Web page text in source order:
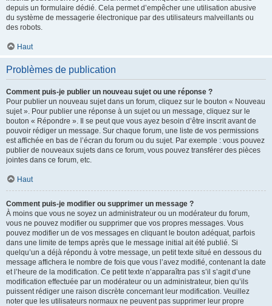
depuis un formulaire dédié. Cela permet d’empêcher une utilisation abusive
du système de messagerie électronique par des utilisateurs malveillants ou
des robots.
Haut
Problèmes de publication
Comment puis-je publier un nouveau sujet ou une réponse ?
Pour publier un nouveau sujet dans un forum, cliquez sur le bouton « Nouveau
sujet ». Pour publier une réponse à un sujet ou un message, cliquez sur le
bouton « Répondre ». Il se peut que vous ayez besoin d’être inscrit avant de
pouvoir rédiger un message. Sur chaque forum, une liste de vos permissions
est affichée en bas de l’écran du forum ou du sujet. Par exemple : vous pouvez
publier de nouveaux sujets dans ce forum, vous pouvez transférer des pièces
jointes dans ce forum, etc.
Haut
Comment puis-je modifier ou supprimer un message ?
À moins que vous ne soyez un administrateur ou un modérateur du forum,
vous ne pouvez modifier ou supprimer que vos propres messages. Vous
pouvez modifier un de vos messages en cliquant le bouton adéquat, parfois
dans une limite de temps après que le message initial ait été publié. Si
quelqu’un a déjà répondu à votre message, un petit texte situé en dessous du
message affichera le nombre de fois que vous l’avez modifié, contenant la date
et l’heure de la modification. Ce petit texte n’apparaîtra pas s’il s’agit d’une
modification effectuée par un modérateur ou un administrateur, bien qu’ils
puissent rédiger une raison discrète concernant leur modification. Veuillez
noter que les utilisateurs normaux ne peuvent pas supprimer leur propre